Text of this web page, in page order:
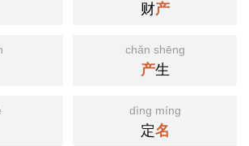
财产
chǎn shēng
产生
dìng míng
定名